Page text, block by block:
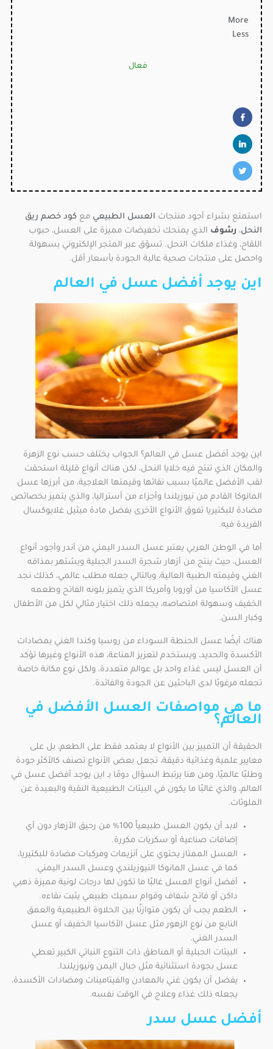
More
Less
فعال
استمتع بشراء أجود منتجات العسل الطبيعي مع كود خصم ريق
النحل، رشوف الذي يمنحك تخفيضات مميزة على العسل، حبوب
اللقاح، وغذاء ملكات النحل. تسوّق عبر المتجر الإلكتروني بسهولة
واحصل على منتجات صحية عالية الجودة بأسعار أقل.
اين يوجد أفضل عسل في العالم
اين يوجد أفضل عسل في العالم؟ الجواب يختلف حسب نوع الزهرة
والمكان الذي تنتج فيه خلايا النحل، لكن هناك أنواع قليلة استحقت
لقب الأفضل عالميًا بسبب نقائها وقيمتها العلاجية، من أبرزها عسل
المانوكا القادم من نيوزيلندا وأجزاء من أستراليا، والذي يتميز بخصائص
مضادة للبكتيريا تفوق الأنواع الأخرى بفضل مادة ميثيل غلايوكسال
الفريدة فيه.
أما في الوطن العربي يعتبر عسل السدر اليمني من أندر وأجود أنواع
العسل، حيث ينتج من أزهار شجرة السدر الجبلية ويشتهر بمذاقه
الغني وقيمته الطبية العالية، وبالتالي جعله مطلب عالمي، كذلك نجد
عسل الأكاسيا من أوروبا وأمريكا الذي يتميز بلونه الفاتح وطعمه
الخفيف وسهولة امتصاصه، يجعله ذلك اختيار مثالي لكل من الأطفال
وكبار السن.
هناك أيضًا عسل الحنطة السوداء من روسيا وكندا الغني بمضادات
الأكسدة والحديد، ويستخدم لتعزيز المناعة، هذه الأنواع وغيرها تؤكد
أن العسل ليس غذاء واحد بل عوالم متعددة، ولكل نوع مكانة خاصة
تجعله مرغوبًا لدى الباحثين عن الجودة والفائدة.
ما هي مواصفات العسل الأفضل في
العالم؟
الحقيقة أن التمييز بين الأنواع لا يعتمد فقط على الطعم، بل على
معايير علمية وغذائية دقيقة، تجعل بعض الأنواع تصنف كالأكثر جودة
وطلبًا عالميًا، ومن هنا يرتبط السؤال دومًا بـ اين يوجد أفضل عسل في
العالم، والذي غالبًا ما يكون في البيئات الطبيعية النقية والبعيدة عن
الملوثات.
لابد أن يكون العسل طبيعياً 100% من رحيق الأزهار دون أي
إضافات صناعية أو سكريات مكررة.
العسل الممتاز يحتوي على أنزيمات ومركبات مضادة للبكتيريا،
كما في عسل المانوكا النيوزيلندي وعسل السدر اليمني.
أفضل أنواع العسل غالبًا ما تكون لها درجات لونية مميزة ذهبي
داكن أو فاتح شفاف وقوام سميك طبيعي يثبت نقاءه.
الطعم يجب أن يكون متوازنًا بين الحلاوة الطبيعية والعمق
النابع من نوع الزهور مثل عسل الأكاسيا الخفيف أو عسل
السدر الغني.
البيئات الجبلية أو المناطق ذات التنوع النباتي الكبير تعطي
عسل بجودة استثنائية مثل جبال اليمن ونيوزيلندا.
يفضل أن يكون غني بالمعادن والفيتامينات ومضادات الأكسدة،
يجعله ذلك غذاء وعلاج في الوقت نفسه.
أفضل عسل سدر